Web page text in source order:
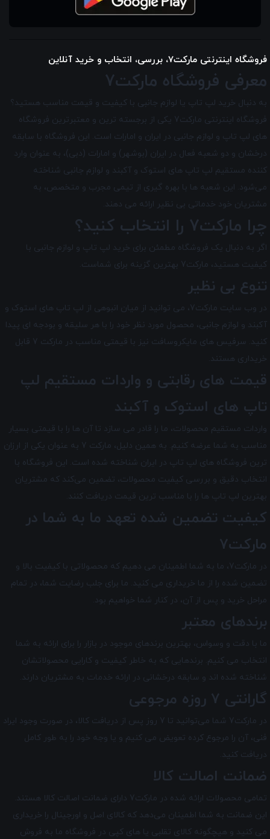
فروشگاه اینترنتی مارکت7، بررسی، انتخاب و خرید آنلاین
معرفی فروشگاه مارکت7
به دنبال خرید لپ تاپ یا لوازم جانبی با کیفیت و قیمت مناسب هستید؟
فروشگاه اینترنتی مارکت7 یکی از برجسته ترین و معتبرترین فروشگاه
های لپ تاپ و لوازم جانبی در ایران و امارات است. این فروشگاه با سابقه
درخشان و دو شعبه فعال در ایران (بوشهر) و امارات (دبی)، به عنوان وارد
کننده مستقیم لپ تاپ های استوک و آکبند و لوازم جانبی شناخته
می‌شود. این شعبه ها با بهره گیری از تیمی مجرب و متخصص، به
مشتریان خود خدماتی بی نظیر ارائه می دهند.
چرا مارکت7 را انتخاب کنید؟
اگر به دنبال یک فروشگاه مطمئن برای خرید لپ تاپ و لوازم جانبی با
کیفیت هستید، مارکت7 بهترین گزینه برای شماست.
تنوع بی نظیر
در وب سایت مارکت7، می توانید از میان انبوهی از لپ تاپ های استوک و
آکبند و لوازم جانبی، محصول مورد نظر خود را با هر سلیقه و بودجه ای پیدا
کنید. سرفیس های مایکروسافت نیز با قیمتی مناسب در مارکت 7 قابل
خریداری هستند.
قیمت های رقابتی و واردات مستقیم لپ
تاپ های استوک و آکبند
واردات مستقیم محصولات، ما را قادر می سازد تا آن ها را با قیمتی بسیار
مناسب به شما عرضه کنیم. به همین دلیل، مارکت 7 به عنوان یکی از ارزان
ترین فروشگاه های لپ تاپ در ایران شناخته شده است. این فروشگاه با
انتخاب دقیق و بررسی کیفیت محصولات، تضمین می‌کند که مشتریان
بهترین لپ تاپ ها را با مناسب ترین قیمت دریافت کنند.
کیفیت تضمین شده تعهد ما به شما در
مارکت7
در مارکت7 ، ما به شما اطمینان می دهیم که محصولاتی با کیفیت بالا و
تضمین شده را از ما خریداری می کنید. ما برای جلب رضایت شما، در تمام
مراحل خرید و پس از آن، در کنار شما خواهیم بود.
برندهای معتبر
ما با دقت و وسواس، بهترین برندهای موجود در بازار را برای ارائه به شما
انتخاب می کنیم. برندهایی که به خاطر کیفیت و کارایی محصولاتشان
شناخته شده اند و سابقه درخشانی در ارائه خدمات به مشتریان دارند.
گارانتی 7 روزه مرجوعی
در مارکت7 شما می‌توانید تا 7 روز پس از دریافت کالا، در صورت وجود ایراد
فنی، آن را مرجوع کرده تعویض می کنیم و یا وجه خود را به طور کامل
دریافت کنید.
ضمانت اصالت کالا
تمامی محصولات ارائه شده در مارکت7
دارای ضمانت اصالت کالا هستند.
این ضمانت به شما اطمینان می‌دهد که کالای اصل و اورجینال را خریداری
می کنید و هیچگونه کالای تقلبی یا های کپی در فروشگاه ما به فروش